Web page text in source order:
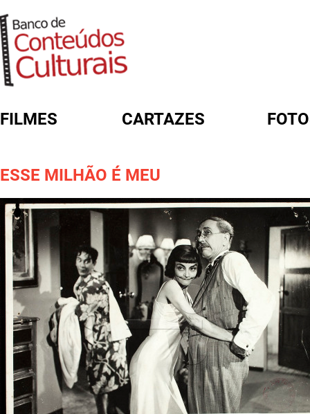
FILMES CARTAZES
ESSE MILHÃO É MEU
FORMULÁRIO DE BUSCA